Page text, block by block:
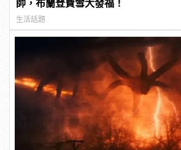
帥，布蘭登費雪大發福！
生活話題